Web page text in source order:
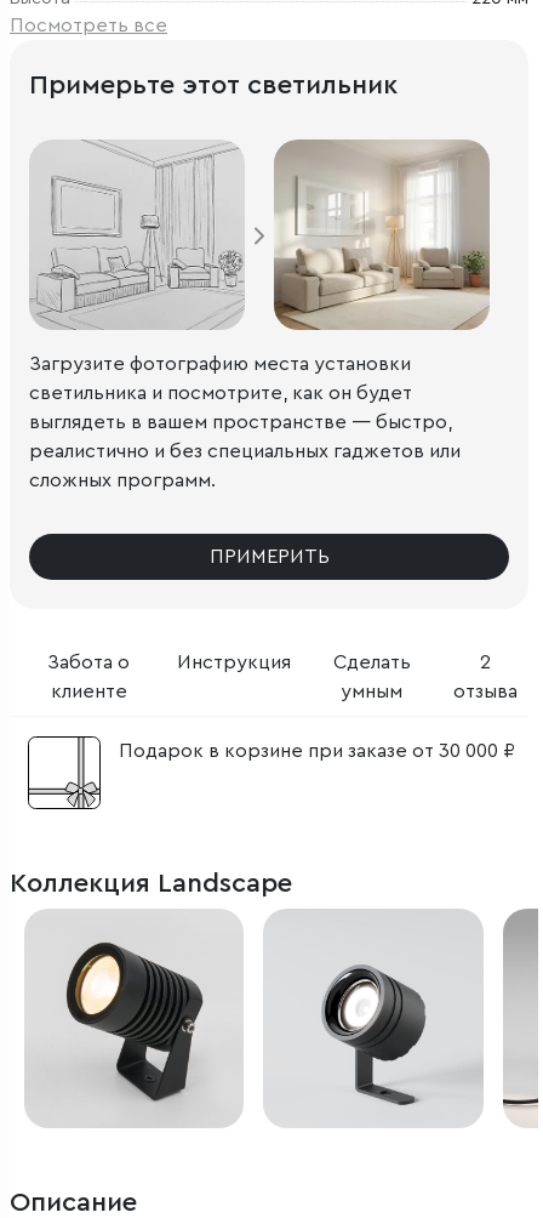
Посмотреть все
Забота о
клиенте
Инструкция
Сделать
умным
2
отзыва
Подарок в корзине при заказе от 30 000 ₽
Примерьте этот светильник
Загрузите фотографию места установки
светильника и посмотрите, как он будет
выглядеть в вашем пространстве — быстро,
реалистично и без специальных гаджетов или
сложных программ.
ПРИМЕРИТЬ
Коллекция Landscape
Описание